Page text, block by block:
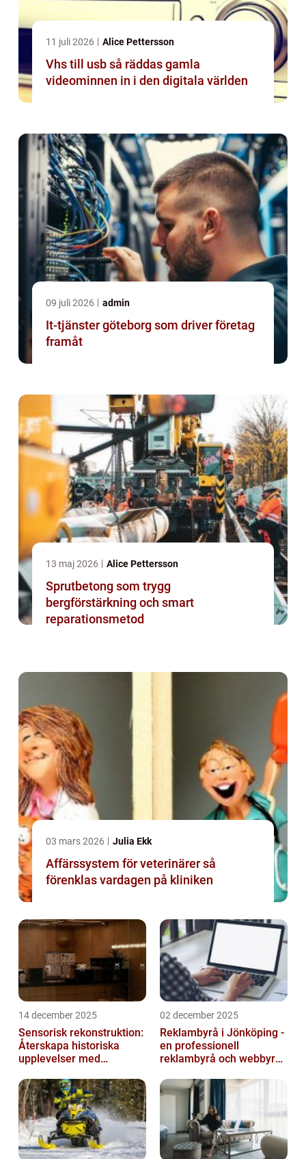
11 juli 2026 Alice Pettersson
Vhs till usb så räddas gamla
videominnen in i den digitala världen
09 juli 2026 admin
It-tjänster göteborg som driver företag
framåt
13 maj 2026 Alice Pettersson
Sprutbetong som trygg
bergförstärkning och smart
reparationsmetod
03 mars 2026 Julia Ekk
Affärssystem för veterinärer så
förenklas vardagen på kliniken
14 december 2025
Sensorisk rekonstruktion:
Återskapa historiska
upplevelser med
02 december 2025
Reklambyrå i Jönköping -
en professionell
reklambyrå och webbyrå
kommunikati...